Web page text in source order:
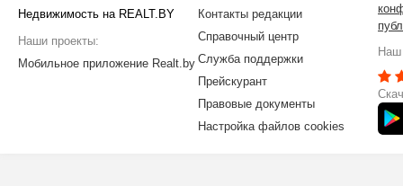
Недвижимость на REALT.BY
Наши проекты:
Мобильное приложение Realt.by
Контакты редакции
Справочный центр
Служба поддержки
Прейскурант
Правовые документы
Настройка файлов cookies
Наш